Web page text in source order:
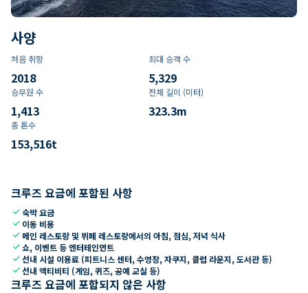
사양
처음 취항
2018
최대 승객 수
5,329
승무원 수
1,413
전체 길이 (미터)
323.3m
총 톤수
153,516t
크루즈 요금에 포함된 사항
check숙박 요금
check 이동 비용
check 메인 레스토랑 및 뷔페 레스토랑에서의 아침, 점심, 저녁 식사
check쇼, 이벤트 등 엔터테인먼트
check선내 시설 이용료 (피트니스 센터, 수영장, 자쿠지, 클럽 라운지, 도서관 등)
check선내 액티비티 (게임, 퀴즈, 공예 교실 등)
크루즈 요금에 포함되지 않은 사항